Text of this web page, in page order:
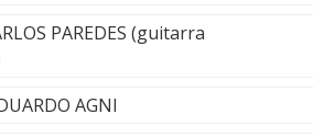
PAREDES (guitarra
AGNI